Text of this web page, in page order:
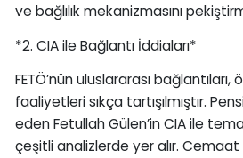
ve bağlılık mekanizmasını
*2. CIA ile Bağlantı İddiaları*
FETÖ’nün uluslararası bağlantıları,
faaliyetleri sıkça tartışılmıştır.
eden Fetullah Gülen’in CIA ile
çeşitli analizlerde yer alır. Cemaat